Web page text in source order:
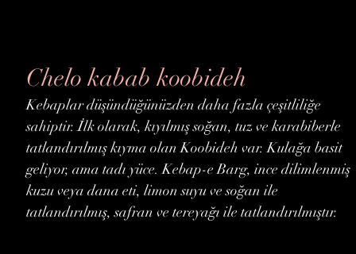
Chelo kabab koobideh
Kebaplar düşündüğünüzden daha fazla çeşitliliğe
sahiptir. İlk olarak, kıyılmış soğan, tuz ve karabiberle
tatlandırılmış kıyma olan Koobideh var. Kulağa basit
geliyor, ama tadı yüce. Kebap-e Barg, ince dilimlenmiş
kuzu veya dana eti, limon suyu ve soğan ile
tatlandırılmış, safran ve tereyağı ile tatlandırılmıştır.